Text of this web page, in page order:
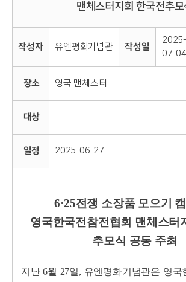
맨체스터지회 한국전추모
작성자 유엔평화기념관 작성일
2025-
07-04
장소 영국 맨체스터
대상
일정 2025-06-27
6·25전쟁 소장품 모으기
영국한국전참전협회 맨체스터
추모식 공동 주최
지난 6월 27일, 유엔평화기념관은 영국